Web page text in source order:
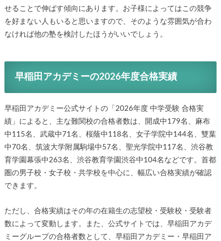
せることで伸ばす傾向にあります。お子様によってはこの競争
を好まない人もいると思いますので、そのような雰囲気が合わ
なければ他の塾を検討したほうがいいでしょう。
早稲田アカデミーの2026年度合格実績
早稲田アカデミー公式サイトの「2026年度 中学受験 合格実
績」によると、主な難関校の合格者数は、開成中179名、麻布
中115名、武蔵中71名、桜蔭中118名、女子学院中144名、雙葉
中70名、筑波大学附属駒場中57名、聖光学院中117名、渋谷教
育学園幕張中263名、渋谷教育学園渋谷中104名などです。首都
圏の男子校・女子校・共学校を中心に、幅広い合格実績が確認
できます。
ただし、合格実績はその年の在籍生の志望校・受験校・受験者
数によって変動します。また、公式サイトでは、早稲田アカデ
ミーグループの合格者数として、早稲田アカデミー・早稲田ア